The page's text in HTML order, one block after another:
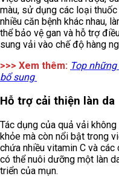
màu, sử dụng các loại
nhiều căn bệnh khác nhau,
thể bảo vệ gan và hỗ trợ
sung vải vào chế độ hàng
>>> Xem thêm: Top
bổ sung
Hỗ trợ cải thiện làn da
Tác dụng của quả vải
khỏe mà còn nổi bật trong
chứa nhiều vitamin C và
có thể nuôi dưỡng một làn
triển của mụn.